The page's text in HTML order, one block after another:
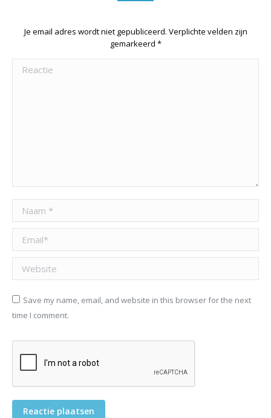
Je email adres wordt niet gepubliceerd. Verplichte velden zijn
gemarkeerd *
Reactie
Naam *
Email *
Website
Save my name, email, and website in this browser for the next
time I comment.
Reactie plaatsen